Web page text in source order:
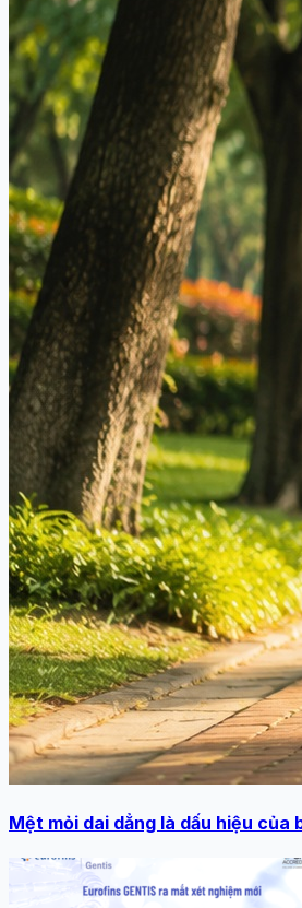
Mệt mỏi dai dẳng là dấu hiệu của